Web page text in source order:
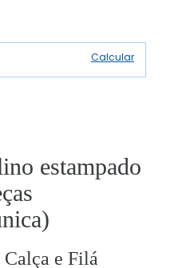
Calcular
estampado
e Filá